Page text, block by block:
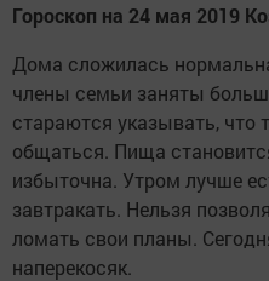
Гороскоп на 24 мая 2019
Дома сложилась
члены семьи заняты
стараются указывать, что
общаться. Пища
избыточна. Утром лучше
завтракать. Нельзя
ломать свои планы.
наперекосяк.